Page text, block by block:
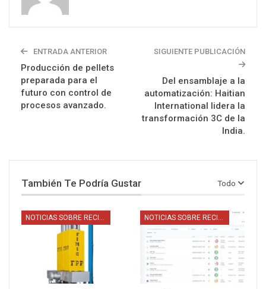
ENTRADA ANTERIOR
Producción de pellets
preparada para el
futuro con control de
procesos avanzado.
SIGUIENTE PUBLICACIÓN
Del ensamblaje a la
automatización: Haitian
International lidera la
transformación 3C de la
India.
Todo
También Te Podría Gustar
NOTICIAS SOBRE RECICLAJE NOTICIAS SOBRE RECICLAJE